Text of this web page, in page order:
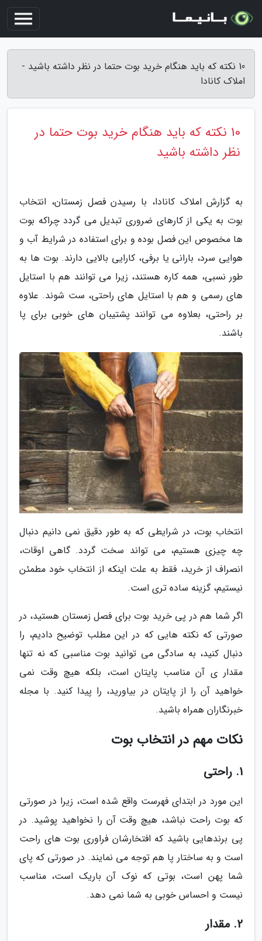
10 نکته که باید هنگام خرید بوت حتما در نظر داشته باشید -
املاک کانادا
10 نکته که باید هنگام خرید بوت حتما در
نظر داشته باشید
به گزارش املاک کانادا، با رسیدن فصل زمستان، انتخاب
بوت به یکی از کارهای ضروری تبدیل می گردد چراکه بوت
ها مخصوص این فصل بوده و برای استفاده در شرایط آب و
هوایی سرد، بارانی یا برفی، کارایی بالایی دارند. بوت ها به
طور نسبی، همه کاره هستند، زیرا می توانند هم با استایل
های رسمی و هم با استایل های راحتی، ست شوند. علاوه
بر راحتی، بعلاوه می توانند پشتیبان های خوبی برای پا
باشند.
انتخاب بوت، در شرایطی که به طور دقیق نمی دانیم دنبال
چه چیزی هستیم، می تواند سخت گردد. گاهی اوقات،
انصراف از خرید، فقط به علت اینکه از انتخاب خود مطمئن
نیستیم، گزینه ساده تری است.
اگر شما هم در پی خرید بوت برای فصل زمستان هستید، در
صورتی که نکته هایی که در این مطلب توضیح دادیم، را
دنبال کنید، به سادگی می توانید بوت مناسبی که نه تنها
مقدار ی آن مناسب پایتان است، بلکه هیچ وقت نمی
خواهید آن را از پایتان در بیاورید، را پیدا کنید. با مجله
خبرنگاران همراه باشید.
نکات مهم در انتخاب بوت
1. راحتی
این مورد در ابتدای فهرست واقع شده است، زیرا در صورتی
که بوت راحت نباشد، هیچ وقت آن را نخواهید پوشید. در
پی برندهایی باشید که افتخارشان فراوری بوت های راحت
است و به ساختار پا هم توجه می نمایند. در صورتی که پای
شما پهن است، بوتی که نوک آن باریک است، مناسب
نیست و احساس خوبی به شما نمی دهد.
2. مقدار